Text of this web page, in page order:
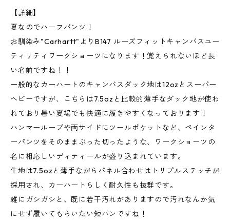
【詳細】
夏なのでハーフパンツ！
お馴染み"Carhartt"よりB147 ルーズフィットキャンバスユー
ティリティワークショーツになります！覚えられないほど長
い名前ですね！！
一般的なカーハートのキャンバスダック地は12ozとスーパー
ヘビーですが、こちらは7.5ozと比較的薄手なダック地が使わ
れており暑い夏場でも快適に履きやすくなっております！
ハンマーループや両サイドにツールポケットなど、ペインタ
ーパンツをそのままぶった切ったような、ワークショーツの
名に相応しいディティールが盛り込まれています。
生地は7.5ozと薄手ながらパネル合わせはトリプルステッチが
採用され、カーハートらしく耐久性も抜群です。
雑にガシガシと、既に若干汚れがありますので汚れなんか気
にせず履いてもらいたい短パンですね！